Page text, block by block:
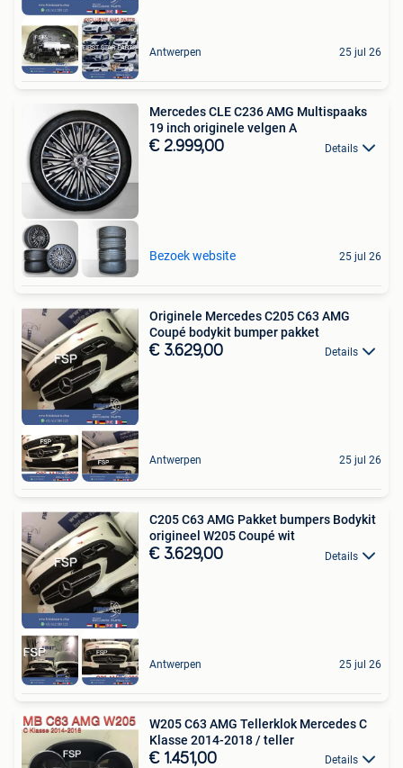
Antwerpen 25 jul 26
Mercedes CLE C236 AMG Multispaaks
19 inch originele velgen A
€ 2.999,00 Details
Bezoek website 25 jul 26
Originele Mercedes C205 C63 AMG
Coupé bodykit bumper pakket
€ 3.629,00 Details
Antwerpen 25 jul 26
C205 C63 AMG Pakket bumpers Bodykit
origineel W205 Coupé wit
€ 3.629,00 Details
Antwerpen 25 jul 26
W205 C63 AMG Tellerklok Mercedes C
Klasse 2014-2018 / teller
€ 1.451,00 Details